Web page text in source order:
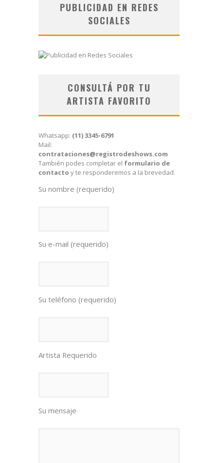
PUBLICIDAD EN REDES
SOCIALES
CONSULTÁ POR TU
ARTISTA FAVORITO
Whatsapp: (11) 3345-6791
Mail:
contrataciones@registrodeshows.com
También podes completar el formulario de
contacto y te responderemos a la brevedad.
Su nombre (requerido)
Su e-mail (requerido)
Su teléfono (requerido)
Artista Requerido
Su mensaje